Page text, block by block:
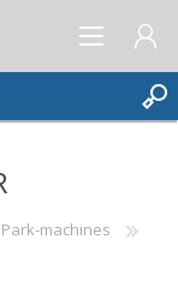
machines